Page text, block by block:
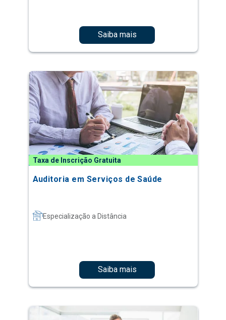
Saiba mais
Taxa de Inscrição Gratuita
Auditoria em Serviços de Saúde
Especialização a Distância
Saiba mais